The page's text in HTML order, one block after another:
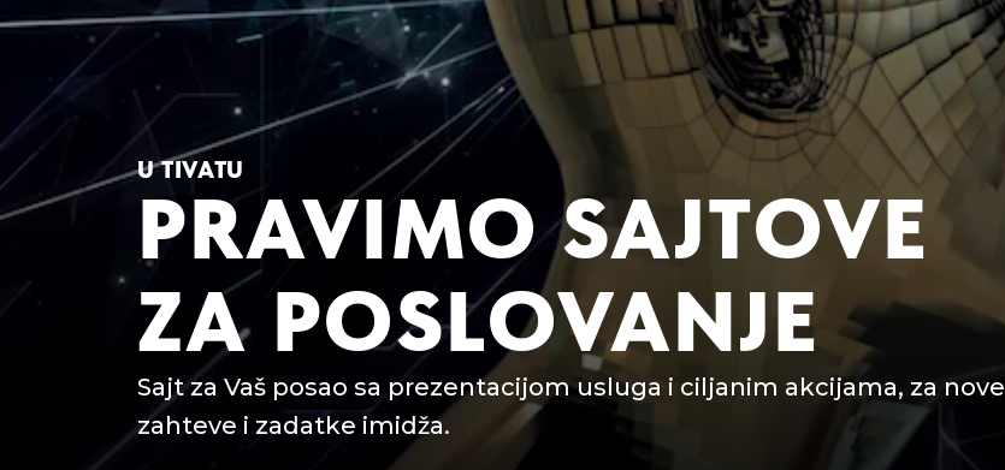
PRAVIMO SAJTOVE
ZA POSLOVANJE
U TIVATU
Sajt za Vaš posao sa prezentacijom usluga i ciljanim akcijama, za nove
zahteve i zadatke imidža.